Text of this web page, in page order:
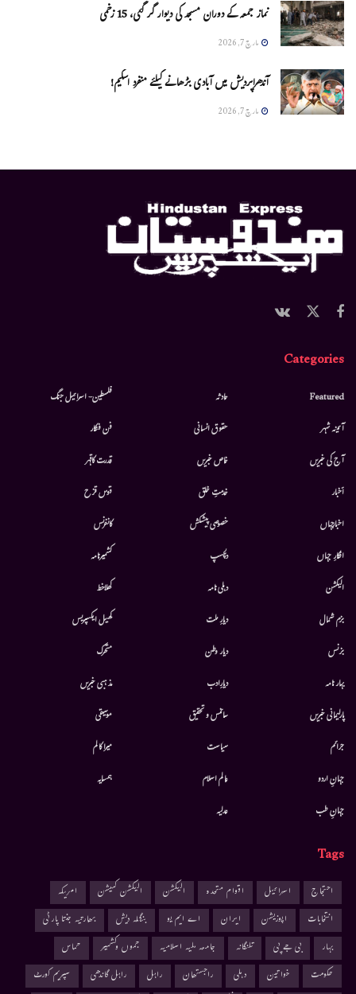
نماز جمعہ کے دوران مسجد کی دیوار گر گئی، 15 زخمی
مارچ 7, 2026
آندھراپردیش میں آبادی بڑھانے کیلئے منفرد اسکیم!
مارچ 7, 2026
Categories
Featured
آئینہ شہر
آج کی خبریں
أخبار
اخبارجہاں
افکارِ جہاں
الیکشن
بزم شمال
بزنس
بہار نامہ
پارلیمانی خبریں
جرائم
جہانِ اردو
جہانِ طب
حادثہ
حقوق انسانی
خاص خبریں
خدمتِ خلق
خصوصی پیشکش
دلچسپ
دہلی نامہ
دیارِ ملت
دیار وطن
دیارِادب
سائنس و تحقیق
سیاست
عالم اسلام
عدلیہ
فلسطین- اسرائیل جنگ
فن فنکار
قدرت کاقہر
قوس قزح
کانفرنس
کشمیرنامہ
کھلاخط
کھیل ایکسپریس
متحرك
مذہبی خبریں
موسيقى
میرا کالم
ہمسایہ
Tags
احتجاج اسرائیل اقوام متحدہ الیکشن الیکشن کمیشن
امریکہ
انتخابات
اپوزیشن ایران اے ایم یو بنگلہ دیش
بھارتیہ جنتا پارٹی
بہار
بی جے پی تلنگانہ جامعہ ملیہ اسلامیہ جموں وکشمیر
حماس
حکومت
خواتین دہلی راجستھان راہل راہل گاندھی
سپریم کورٹ